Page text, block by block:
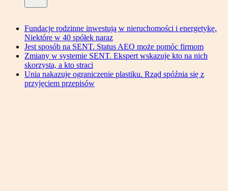
Fundacje rodzinne inwestują w nieruchomości i energetykę.
Niektóre w 40 spółek naraz
Jest sposób na SENT. Status AEO może pomóc firmom
Zmiany w systemie SENT. Ekspert wskazuje kto na nich
skorzysta, a kto straci
Unia nakazuje ograniczenie plastiku. Rząd spóźnia się z
przyjęciem przepisów